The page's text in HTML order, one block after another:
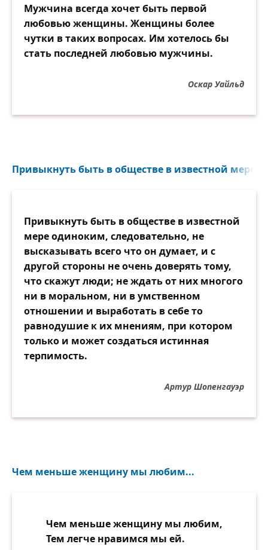
Мужчина всегда хочет быть первой
любовью женщины. Женщины более
чутки в таких вопросах. Им хотелось бы
стать последней любовью мужчины.
Оскар Уайльд
Привыкнуть быть в обществе в известной мере
Привыкнуть быть в обществе в известной
мере одиноким, следовательно, не
высказывать всего что он думает, и с
другой стороны не очень доверять тому,
что скажут люди; не ждать от них многого
ни в моральном, ни в умственном
отношении и выработать в себе то
равнодушие к их мнениям, при котором
только и может создаться истинная
терпимость.
Артур Шопенгауэр
Чем меньше женщину мы любим...
Чем меньше женщину мы любим,
Тем легче нравимся мы ей.